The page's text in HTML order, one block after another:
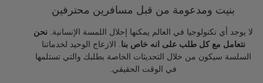
بنيت ومدعومة من قبل مسافرين محترفين
لا يوجد أي تكنولوجيا في العالم يمكنها إحلال اللمسة الإنسانية. نحن
نتعامل مع كل طلب على انه خاص بنا . الازعاج الوحيد لخدماتنا
السلسة سيكون من خلال التحديثات الخاصة بطلبك والتي تستلمها
في الوقت الحقيقي.